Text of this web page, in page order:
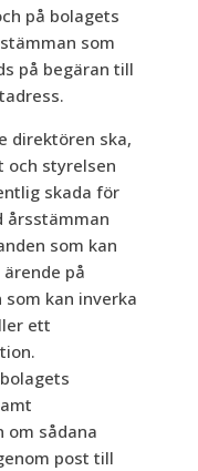
på bolagets
som
på begäran till
direktören ska,
och styrelsen
skada för
årsstämman
som kan
på
kan inverka
ett
om sådana
post till